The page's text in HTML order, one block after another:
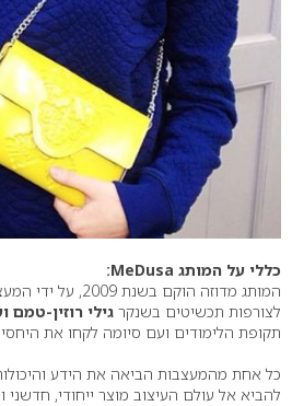
כללי על המותג MeDusa:
המותג מדוזה הוקם
לצורפות תכשיטים בשנקר גילי רוזין-טמם
תקופת הלימודים ועם סיומה לקחו את
כל אחת מהמעצבות הביאה את הידע
להביא אל עולם העיצוב מוצר ייחודי, חדשני